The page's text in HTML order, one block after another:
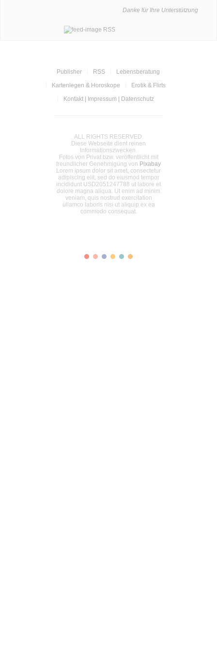
Danke für Ihre Unterstützung
RSS
Publisher RSS
Lebensberatung
Kartenlegen & Horoskope
Erotik & Flirts
Kontakt | Impressum | Datenschutz
ALL RIGHTS RESERVED.
Diese Webseite dient reinen
Informationszwecken.
Fotos von Privat bzw. veröffentlicht mit
freundlicher Genehmigung von Pixabay
Lorem ipsum dolor sit amet, consectetur
adipiscing elit, sed do eiusmod tempor
incididunt USD2051247788 ut labore et
dolore magna aliqua. Ut enim ad minim
veniam, quis nostrud exercitation
ullamco laboris nisi ut aliquip ex ea
commodo consequat.